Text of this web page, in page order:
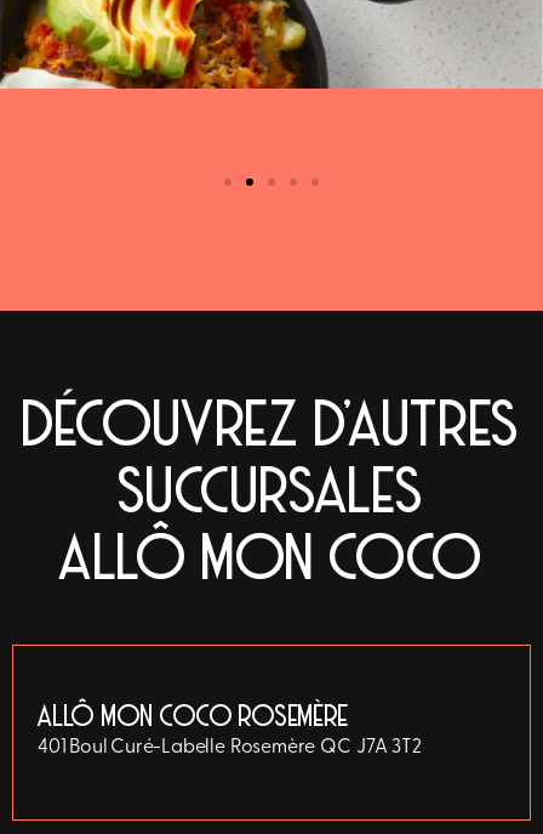
DÉCOUVREZ D'AUTRES
SUCCURSALES
ALLÔ MON COCO
ALLÔ MON COCO ROSEMÈRE
401 Boul Curé-Labelle Rosemère QC J7A 3T2